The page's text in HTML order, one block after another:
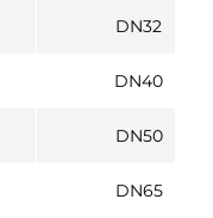
DN32
DN40
DN50
DN65